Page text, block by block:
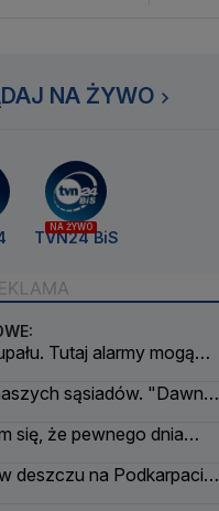
NA ŻYWO
NA ŻYWO
TVN24 BiS
Tutaj alarmy mogą
sąsiadów. "Dawno
się, że pewnego dnia
deszczu na Podkarpaciu.